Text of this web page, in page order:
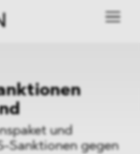
und
Sanktionen gegen